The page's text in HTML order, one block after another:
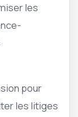
les
pour
les litiges